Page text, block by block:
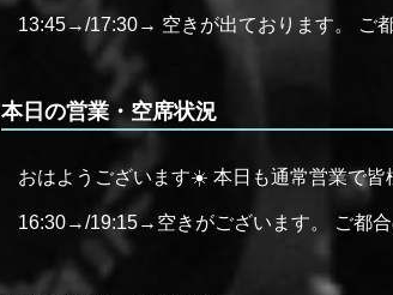
13:45→/17:30→ 空きが出ております。 ご
本日の営業・空席状況
おはようございます☀️ 本日も通常営業で
16:30→/19:15→空きがございます。 ご都